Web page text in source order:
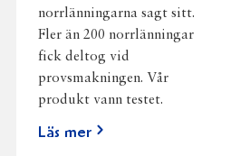
norrlänningarna sagt sitt.
Fler än 200 norrlänningar
fick deltog vid
provsmakningen. Vår
produkt vann testet.
Läs mer